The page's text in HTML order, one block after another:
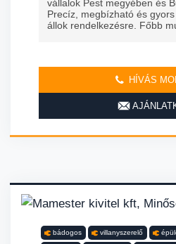
vállalok Pest megyében és
Precíz, megbízható és
állok rendelkezésre. Főbb
HÍVÁS
bádogos villanyszerelő